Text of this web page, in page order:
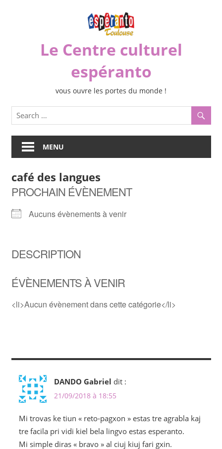
Le Centre culturel
espéranto
vous ouvre les portes du monde !
MENU
café des langues
PROCHAIN ÉVÈNEMENT
Aucuns évènements à venir
DESCRIPTION
ÉVÈNEMENTS À VENIR
<li>Aucun évènement dans cette catégorie</li>
DANDO Gabriel dit :
21/09/2018 à 18:55
Mi trovas ke tiun « reto-pagxon » estas tre agrabla kaj
tre facila pri vidi kiel bela lingvo estas esperanto.
Mi simple diras « bravo » al ciuj kiuj fari gxin.